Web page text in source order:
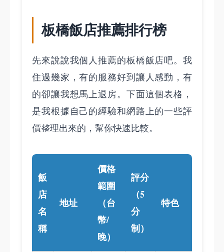
板橋飯店推薦排行榜
先來說說我個人推薦的板橋飯店吧。我
住過幾家，有的服務好到讓人感動，有
的卻讓我想馬上退房。下面這個表格，
是我根據自己的經驗和網路上的一些評
價整理出來的，幫你快速比較。
飯
店
名
稱
地址
價格
範圍
（台
幣/
晚）
評分
（5
分
制）
特色